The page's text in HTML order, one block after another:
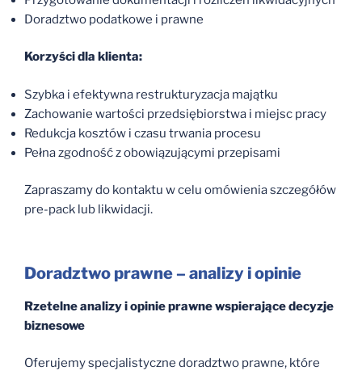
Doradztwo podatkowe i prawne
Korzyści dla klienta:
Szybka i efektywna restrukturyzacja majątku
Zachowanie wartości przedsiębiorstwa i miejsc pracy
Redukcja kosztów i czasu trwania procesu
Pełna zgodność z obowiązującymi przepisami
Zapraszamy do kontaktu w celu omówienia szczegółów
pre-pack lub likwidacji.
Doradztwo prawne – analizy i opinie
Rzetelne analizy i opinie prawne wspierające decyzje
biznesowe
Oferujemy specjalistyczne doradztwo prawne, które